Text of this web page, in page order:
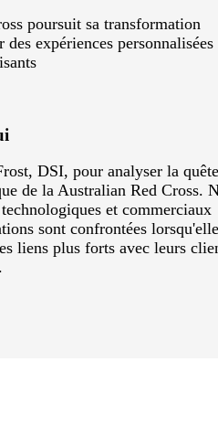
poursuit sa transformation
expériences personnalisées
DSI, pour analyser la
de la Australian Red Cross.
et commerciaux
sont confrontées
liens plus forts avec leurs